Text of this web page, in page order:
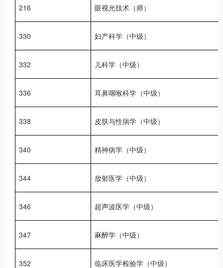
216 眼视光技术（师）
330 妇产科学（中级）
332 儿科学（中级）
336 耳鼻咽喉科学（中级）
338 皮肤与性病学（中级）
340 精神病学（中级）
344 放射医学（中级）
346 超声波医学（中级）
347 麻醉学（中级）
352 临床医学检验学（中级）